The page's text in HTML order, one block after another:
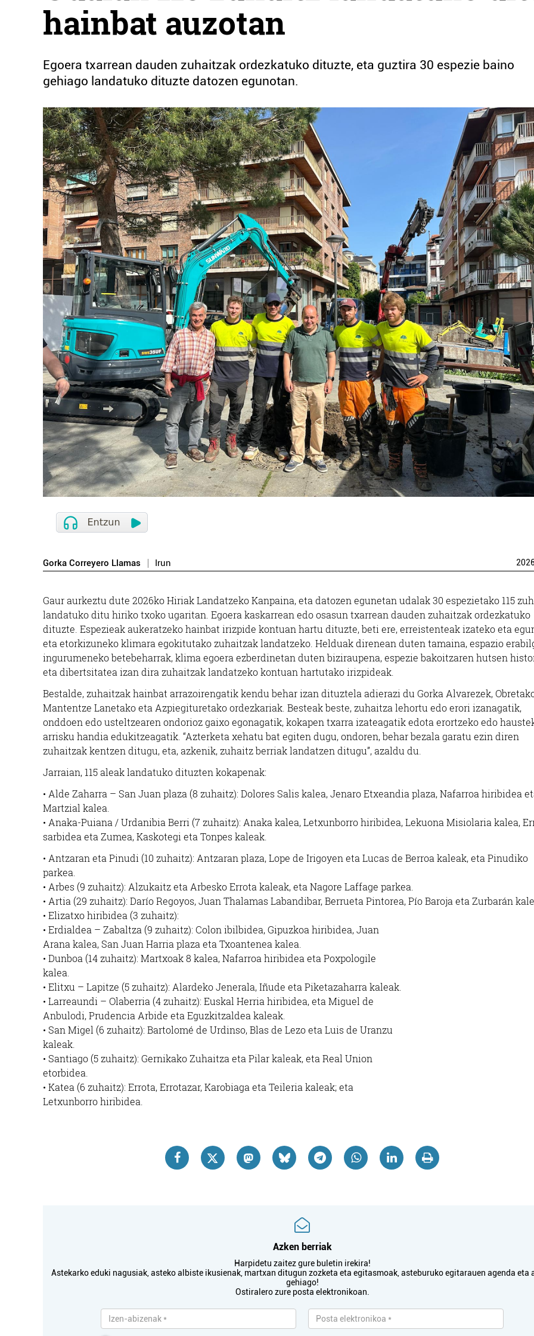
hainbat auzotan
Egoera txarrean dauden zuhaitzak ordezkatuko dituzte, eta guztira 30 espezie baino
gehiago landatuko dituzte datozen egunotan.
Gorka Correyero Llamas Irun
Gaur aurkeztu dute 2026ko Hiriak Landatzeko Kanpaina, eta datozen egunetan udalak 30 espezietako 115
landatuko ditu hiriko txoko ugaritan. Egoera kaskarrean edo osasun txarrean dauden zuhaitzak ordezkatuko
dituzte. Espezieak aukeratzeko hainbat irizpide kontuan hartu dituzte, beti ere, erreistenteak izateko eta
eta etorkizuneko klimara egokitutako zuhaitzak landatzeko. Helduak direnean duten tamaina, espazio
ingurumeneko betebeharrak, klima egoera ezberdinetan duten biziraupena, espezie bakoitzaren hutsen
eta dibertsitatea izan dira zuhaitzak landatzeko kontuan hartutako irizpideak.
Bestalde, zuhaitzak hainbat arrazoirengatik kendu behar izan dituztela adierazi du Gorka Alvarezek,
Mantentze Lanetako eta Azpiegituretako ordezkariak. Besteak beste, zuhaitza lehortu edo erori izanagatik,
onddoen edo usteltzearen ondorioz gaixo egonagatik, kokapen txarra izateagatik edota erortzeko edo
arrisku handia edukitzeagatik. “Azterketa xehatu bat egiten dugu, ondoren, behar bezala garatu ezin diren
zuhaitzak kentzen ditugu, eta, azkenik, zuhaitz berriak landatzen ditugu”, azaldu du.
Jarraian, 115 aleak landatuko dituzten kokapenak:
• Alde Zaharra – San Juan plaza (8 zuhaitz): Dolores Salis kalea, Jenaro Etxeandia plaza, Nafarroa hiribidea
Martzial kalea.
• Anaka-Puiana / Urdanibia Berri (7 zuhaitz): Anaka kalea, Letxunborro hiribidea, Lekuona Misiolaria kalea,
sarbidea eta Zumea, Kaskotegi eta Tonpes kaleak.
• Antzaran eta Pinudi (10 zuhaitz): Antzaran plaza, Lope de Irigoyen eta Lucas de Berroa kaleak, eta Pinudiko
parkea.
• Arbes (9 zuhaitz): Alzukaitz eta Arbesko Errota kaleak, eta Nagore Laffage parkea.
• Artia (29 zuhaitz): Darío Regoyos, Juan Thalamas Labandibar, Berrueta Pintorea, Pío Baroja eta Zurbarán
• Elizatxo hiribidea (3 zuhaitz):
• Erdialdea – Zabaltza (9 zuhaitz): Colon ibilbidea, Gipuzkoa hiribidea, Juan
Arana kalea, San Juan Harria plaza eta Txoantenea kalea.
• Dunboa (14 zuhaitz): Martxoak 8 kalea, Nafarroa hiribidea eta Poxpologile
kalea.
• Elitxu – Lapitze (5 zuhaitz): Alardeko Jenerala, Iñude eta Piketazaharra kaleak.
• Larreaundi – Olaberria (4 zuhaitz): Euskal Herria hiribidea, eta Miguel de
Anbulodi, Prudencia Arbide eta Eguzkitzaldea kaleak.
• San Migel (6 zuhaitz): Bartolomé de Urdinso, Blas de Lezo eta Luis de Uranzu
kaleak.
• Santiago (5 zuhaitz): Gernikako Zuhaitza eta Pilar kaleak, eta Real Union
etorbidea.
• Katea (6 zuhaitz): Errota, Errotazar, Karobiaga eta Teileria kaleak; eta
Letxunborro hiribidea.
Azken berriak
Harpidetu zaitez gure buletin irekira!
Astekarko eduki nagusiak, asteko albiste ikusienak, martxan ditugun zozketa eta egitasmoak, asteburuko egitarauen agenda eta
gehiago!
Ostiralero zure posta elektronikoan.
Ostalaritza